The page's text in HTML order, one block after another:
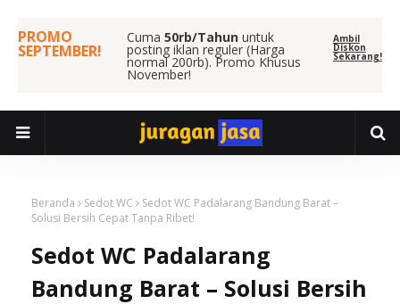
PROMO
SEPTEMBER!
Cuma 50rb/Tahun untuk
posting iklan reguler (Harga
normal 200rb). Promo Khusus
November!
Ambil
Diskon
Sekarang!
Beranda Sedot WC
Sedot WC Padalarang Bandung Barat –
Solusi Bersih Cepat Tanpa Ribet!
Sedot WC Padalarang
Bandung Barat – Solusi Bersih